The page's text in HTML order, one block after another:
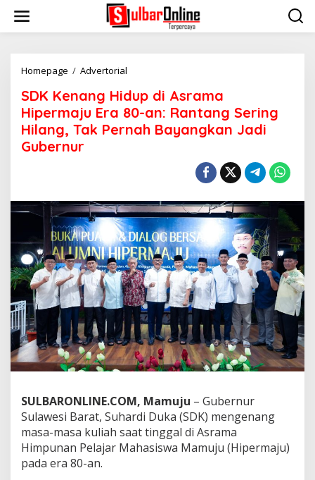
i
Homepage / Advertorial
K
K
e
n
d
u
p
d
i
A
s
r
a
m
a
H
i
p
r
m
j
u
SDK Kenang Hidup di Asrama
Hipermaju Era 80-an: Rantang Sering
Hilang, Tak Pernah Bayangkan Jadi
Gubernur
SULBARONLINE.COM, Mamuju – Gubernur
Sulawesi Barat, Suhardi Duka (SDK) mengenang
masa-masa kuliah saat tinggal di Asrama
Himpunan Pelajar Mahasiswa Mamuju (Hipermaju)
pada era 80-an.